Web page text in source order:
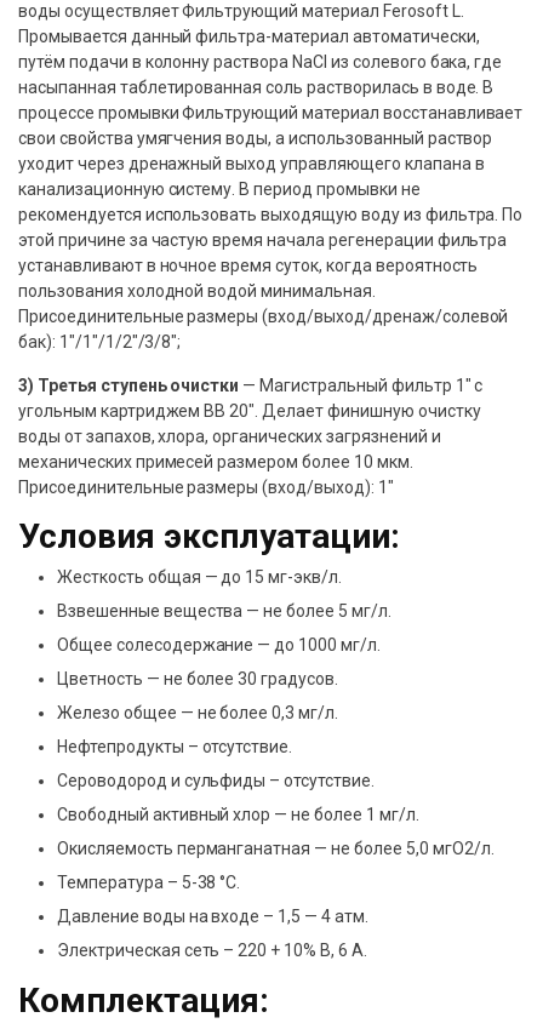
воды осуществляет Фильтрующий материал Ferosoft L.
Промывается данный фильтра-материал автоматически,
путём подачи в колонну раствора NaCl из солевого бака, где
насыпанная таблетированная соль растворилась в воде. В
процессе промывки Фильтрующий материал восстанавливает
свои свойства умягчения воды, а использованный раствор
уходит через дренажный выход управляющего клапана в
канализационную систему. В период промывки не
рекомендуется использовать выходящую воду из фильтра. По
этой причине за частую время начала регенерации фильтра
устанавливают в ночное время суток, когда вероятность
пользования холодной водой минимальная.
Присоединительные размеры (вход/выход/дренаж/солевой
бак): 1″/1″/1/2″/3/8″;
3) Третья ступень очистки — Магистральный фильтр 1″ с
угольным картриджем BB 20″. Делает финишную очистку
воды от запахов, хлора, органических загрязнений и
механических примесей размером более 10 мкм.
Присоединительные размеры (вход/выход): 1″
Условия эксплуатации:
Жесткость общая — до 15 мг-экв/л.
Взвешенные вещества — не более 5 мг/л.
Общее солесодержание — до 1000 мг/л.
Цветность — не более 30 градусов.
Железо общее — не более 0,3 мг/л.
Нефтепродукты – отсутствие.
Сероводород и сульфиды – отсутствие.
Свободный активный хлор — не более 1 мг/л.
Окисляемость перманганатная — не более 5,0 мгО2/л.
Температура – 5-38 °C.
Давление воды на входе – 1,5 — 4 атм.
Электрическая сеть – 220 + 10% В, 6 А.
Комплектация: